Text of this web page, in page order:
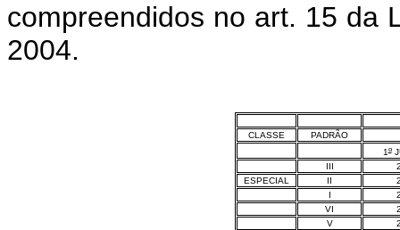
compreendidos no art. 15 da
2004.
CLASSE
PADRÃO
1o
III
ESPECIAL
II
I
VI
V